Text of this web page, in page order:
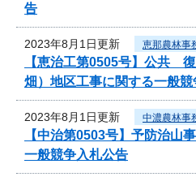
告
2023年8月1日更新 恵那農林事
【恵治工第0505号】公共
畑）地区工事に関する一般
2023年8月1日更新 中濃農林事
【中治第0503号】予防治
一般競争入札公告